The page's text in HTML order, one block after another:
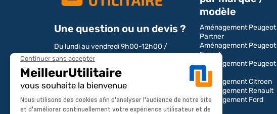
Une question ou un devis ?
Du lundi au vendredi 9h00-12h00 /
13h00-17h00
Tél : 04 28 29 75 94
NOUS CONTACTER
modèle
Aménagement Peugeot
Partner
Aménagement Peugeot
Expert
Aménagement Peugeot
Boxer
Aménagement Citroen
Aménagement Renault
Aménagement Ford
Transit